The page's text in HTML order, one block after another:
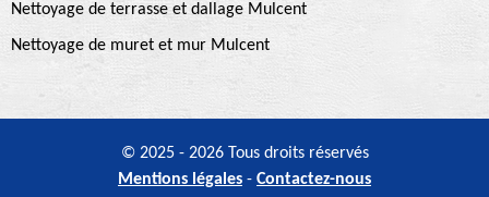
Nettoyage de terrasse et dallage Mulcent
Nettoyage de muret et mur Mulcent
© 2025 - 2026 Tous droits réservés
Mentions légales - Contactez-nous